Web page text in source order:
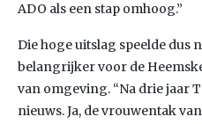
ADO als een stap omhoog.”
Die hoge uitslag speelde dus
belangrijker voor de
van omgeving. “Na drie jaar
nieuws. Ja, de vrouwentak